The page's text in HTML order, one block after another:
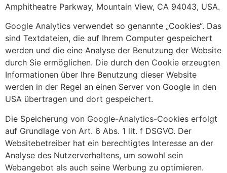
Amphitheatre Parkway, Mountain View, CA 94043, USA.
Google Analytics verwendet so genannte „Cookies“. Das
sind Textdateien, die auf Ihrem Computer gespeichert
werden und die eine Analyse der Benutzung der Website
durch Sie ermöglichen. Die durch den Cookie erzeugten
Informationen über Ihre Benutzung dieser Website
werden in der Regel an einen Server von Google in den
USA übertragen und dort gespeichert.
Die Speicherung von Google-Analytics-Cookies erfolgt
auf Grundlage von Art. 6 Abs. 1 lit. f DSGVO. Der
Websitebetreiber hat ein berechtigtes Interesse an der
Analyse des Nutzerverhaltens, um sowohl sein
Webangebot als auch seine Werbung zu optimieren.